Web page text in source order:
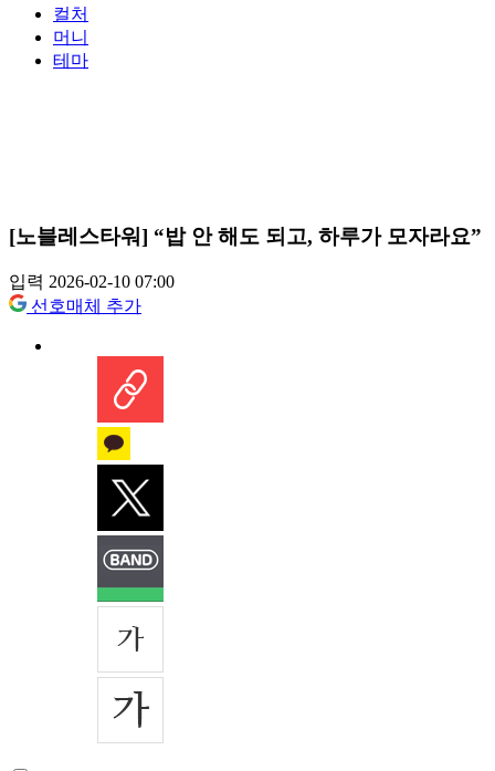
컬처
머니
테마
[노블레스타워] “밥 안 해도 되고, 하루가 모자라요”
입력 2026-02-10 07:00
선호매체 추가